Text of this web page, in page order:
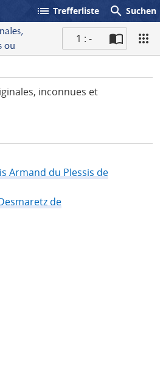
list Trefferliste search Suchen
ou
1 : -
inconnues et
Armand du Plessis de
de